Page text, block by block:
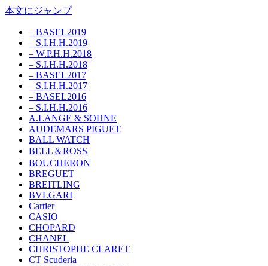
本文にジャンプ
– BASEL2019
– S.I.H.H.2019
– W.P.H.H.2018
– S.I.H.H.2018
– BASEL2017
– S.I.H.H.2017
– BASEL2016
– S.I.H.H.2016
A.LANGE & SOHNE
AUDEMARS PIGUET
BALL WATCH
BELL＆ROSS
BOUCHERON
BREGUET
BREITLING
BVLGARI
Cartier
CASIO
CHOPARD
CHANEL
CHRISTOPHE CLARET
CT Scuderia